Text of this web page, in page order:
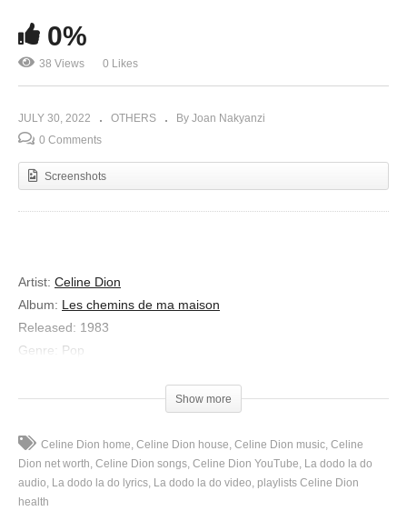
L’abandon – Celine Dion (1998)
0%
38 Views 0 Likes
JULY 30, 2022 OTHERS
By Joan Nakyanzi
0 Comments
Screenshots
Artist: Celine Dion
Album: Les chemins de ma maison
Released: 1983
Genre: Pop
La do do la do
Ce vieux piano a bon dos
Me suivre dans mes rêves
Ce n’est pas de tout repos
Sur les touches
Show more
Celine Dion home Celine Dion house Celine Dion music Celine
Dion net worth Celine Dion songs Celine Dion YouTube
La dodo la do
audio
La dodo la do lyrics La dodo la do video playlists Celine Dion
health